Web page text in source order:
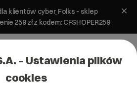
klientów cyber_Folks - sklep
259 zł z kodem: CFSHOPER259
– Ustawienia plików
cookies